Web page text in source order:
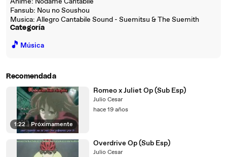
Fansub: Nou no Soushou
Musica: Allegro Cantabile Sound - Suemitsu & The Suemith
Categoría
🎵 Música
Recomendada
1:22 | Próximamente
Romeo x Juliet Op (Sub Esp)
Julio Cesar
hace 19 años
Overdrive Op (Sub Esp)
Julio Cesar